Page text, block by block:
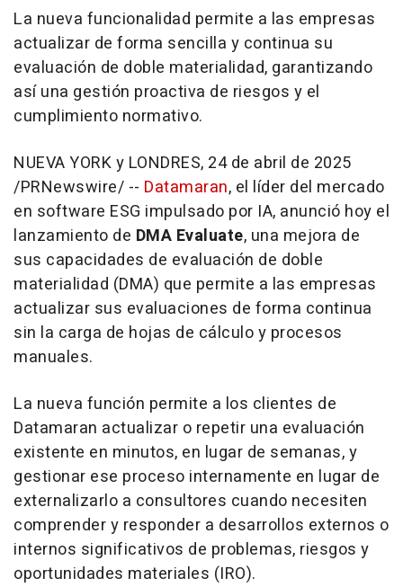
La nueva funcionalidad permite a las empresas
actualizar de forma sencilla y continua su
evaluación de doble materialidad, garantizando
así una gestión proactiva de riesgos y el
cumplimiento normativo.
NUEVA YORKy LONDRES, 24 de abril de 2025
/PRNewswire/ -- Datamaran, el líder del mercado
en software ESG impulsado por IA, anunció hoy el
lanzamiento de DMA Evaluate, una mejora de
sus capacidades de evaluación de doble
materialidad (DMA) que permite a las empresas
actualizar sus evaluaciones de forma continua
sin la carga de hojas de cálculo y procesos
manuales.
La nueva función permite a los clientes de
Datamaran actualizar o repetir una evaluación
existente en minutos, en lugar de semanas, y
gestionar ese proceso internamente en lugar de
externalizarlo a consultores cuando necesiten
comprender y responder a desarrollos externos o
internos significativos de problemas, riesgos y
oportunidades materiales (IRO).